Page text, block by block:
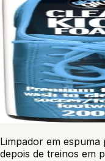
Limpador em
depois de treinos em